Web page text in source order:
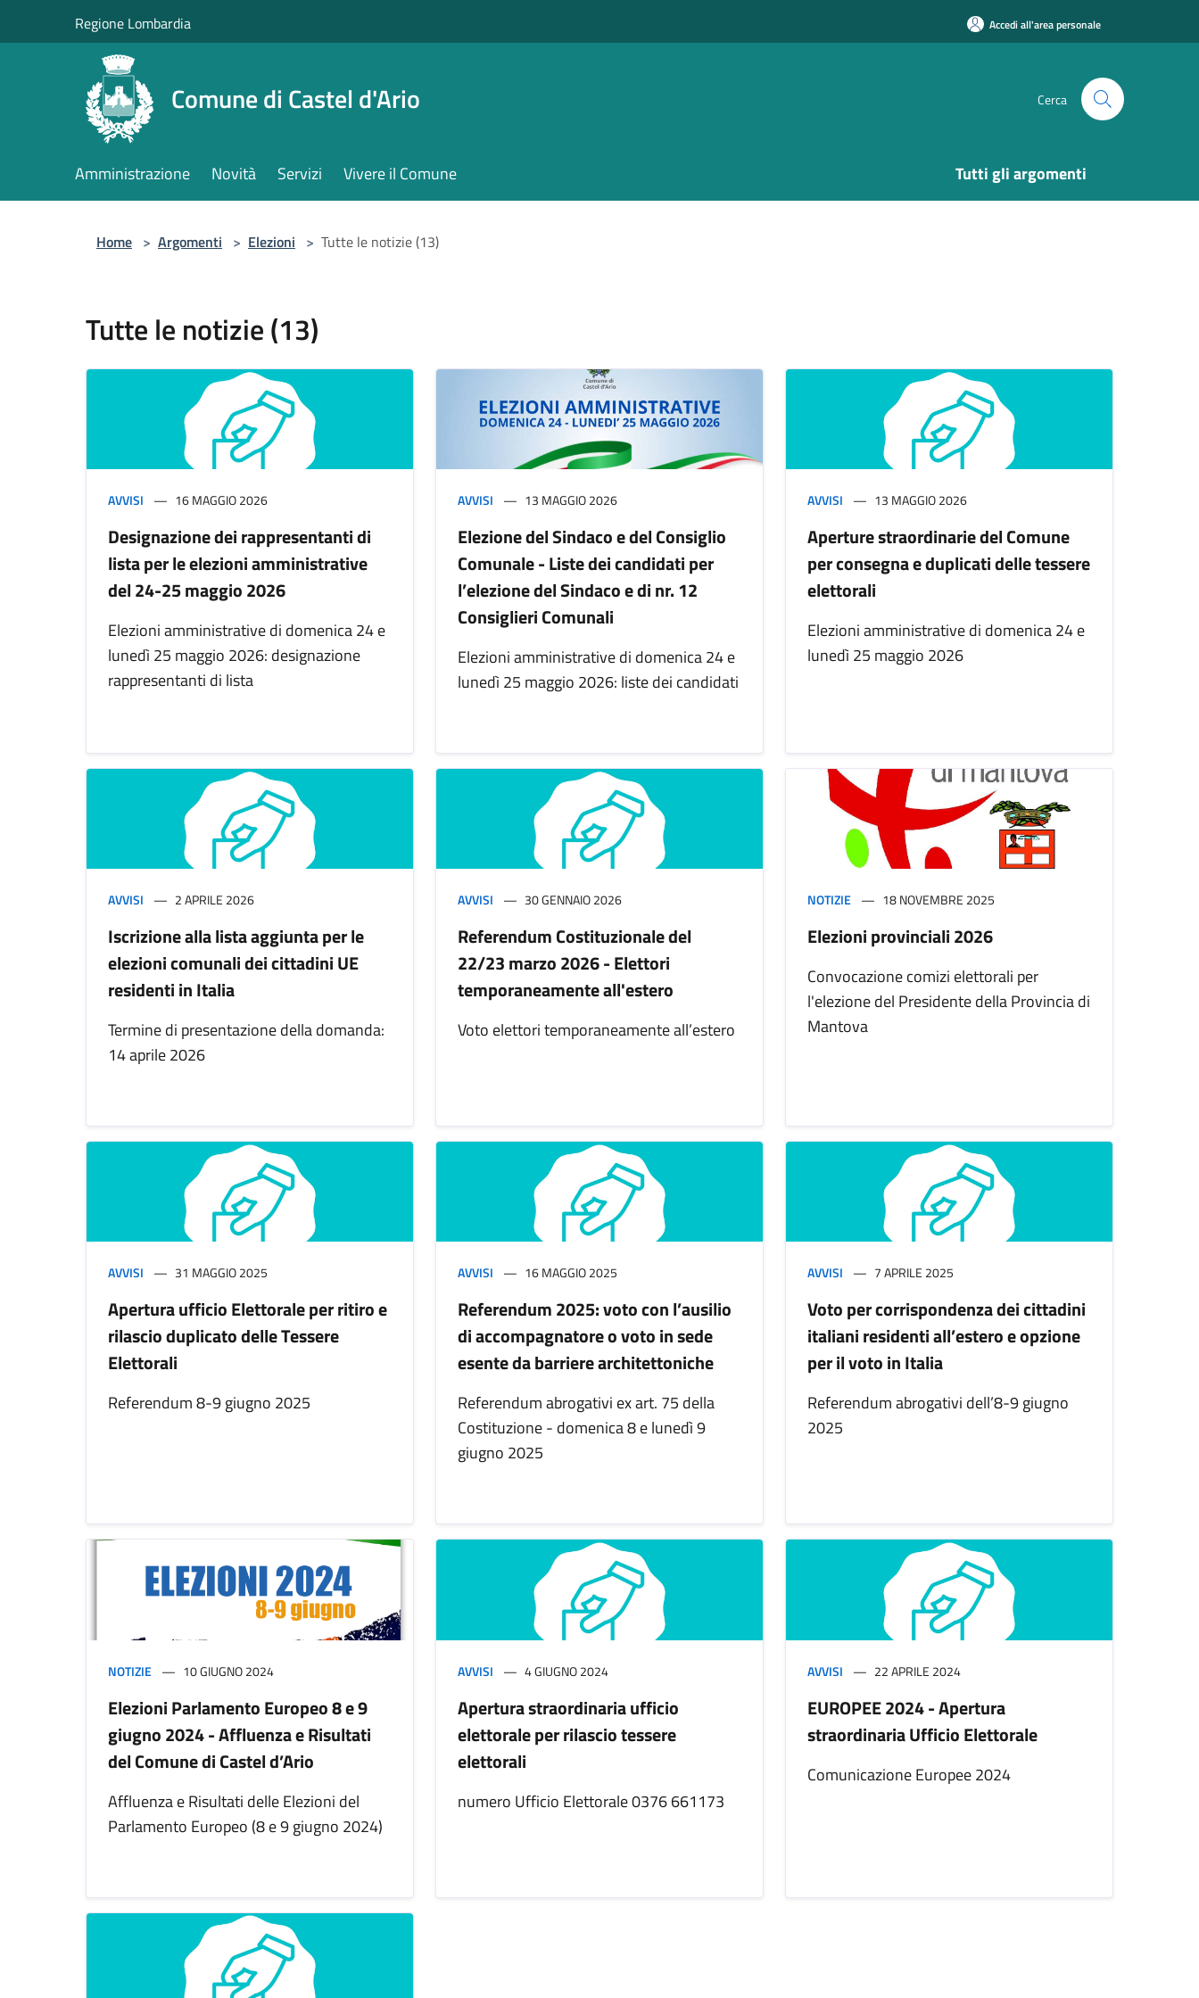
Regione Lombardia Accedi all'area personale
Comune di Castel d'Ario Cerca
Amministrazione Novità Servizi Vivere il Comune Tutti gli argomenti
Home > Argomenti > Elezioni > Tutte le notizie (13)
Tutte le notizie (13)
AVVISI 16 MAGGIO 2026
Designazione dei rappresentanti di
lista per le elezioni amministrative
del 24-25 maggio 2026
Elezioni amministrative di domenica 24 e
lunedì 25 maggio 2026: designazione
rappresentanti di lista
AVVISI 13 MAGGIO 2026
Elezione del Sindaco e del Consiglio
Comunale - Liste dei candidati per
l’elezione del Sindaco e di nr. 12
Consiglieri Comunali
Elezioni amministrative di domenica 24 e
lunedì 25 maggio 2026: liste dei candidati
AVVISI 13 MAGGIO 2026
Aperture straordinarie del Comune
per consegna e duplicati delle tessere
elettorali
Elezioni amministrative di domenica 24 e
lunedì 25 maggio 2026
AVVISI 2 APRILE 2026
Iscrizione alla lista aggiunta per le
elezioni comunali dei cittadini UE
residenti in Italia
Termine di presentazione della domanda:
14 aprile 2026
AVVISI 30 GENNAIO 2026
Referendum Costituzionale del
22/23 marzo 2026 - Elettori
temporaneamente all'estero
Voto elettori temporaneamente all’estero
NOTIZIE 18 NOVEMBRE 2025
Elezioni provinciali 2026
Convocazione comizi elettorali per
l'elezione del Presidente della Provincia di
Mantova
AVVISI 31 MAGGIO 2025
Apertura ufficio Elettorale per ritiro e
rilascio duplicato delle Tessere
Elettorali
Referendum 8-9 giugno 2025
AVVISI 16 MAGGIO 2025
Referendum 2025: voto con l’ausilio
di accompagnatore o voto in sede
esente da barriere architettoniche
Referendum abrogativi ex art. 75 della
Costituzione - domenica 8 e lunedì 9
giugno 2025
AVVISI 7 APRILE 2025
Voto per corrispondenza dei cittadini
italiani residenti all’estero e opzione
per il voto in Italia
Referendum abrogativi dell’8-9 giugno
2025
NOTIZIE 10 GIUGNO 2024
Elezioni Parlamento Europeo 8 e 9
giugno 2024 - Affluenza e Risultati
del Comune di Castel d’Ario
Affluenza e Risultati delle Elezioni del
Parlamento Europeo (8 e 9 giugno 2024)
AVVISI 4 GIUGNO 2024
Apertura straordinaria ufficio
elettorale per rilascio tessere
elettorali
numero Ufficio Elettorale 0376 661173
AVVISI 22 APRILE 2024
EUROPEE 2024 - Apertura
straordinaria Ufficio Elettorale
Comunicazione Europee 2024